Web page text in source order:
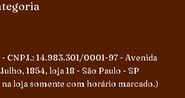
CNPJ.: 14.983.301/0001-97 - Avenida
1854, loja 18 - São Paulo - SP
loja somente com horário marcado.)